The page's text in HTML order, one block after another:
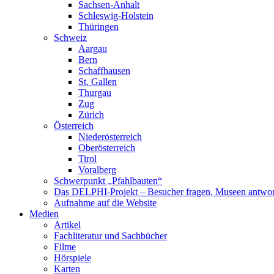
Sachsen-Anhalt
Schleswig-Holstein
Thüringen
Schweiz
Aargau
Bern
Schaffhausen
St. Gallen
Thurgau
Zug
Zürich
Österreich
Niederösterreich
Oberösterreich
Tirol
Voralberg
Schwerpunkt „Pfahlbauten“
Das DELPHI-Projekt – Besucher fragen, Museen
Aufnahme auf die Website
Medien
Artikel
Fachliteratur und Sachbücher
Filme
Hörspiele
Karten